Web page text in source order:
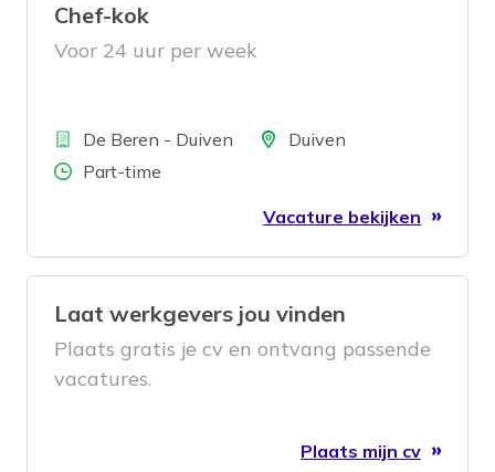
Chef-kok
Voor 24 uur per week
BedrijfDe Beren - Duiven LocatieDuiven
Aantal uren
Part-time
Vacature bekijken
Laat werkgevers jou vinden
Plaats gratis je cv en ontvang passende
vacatures.
Plaats mijn cv